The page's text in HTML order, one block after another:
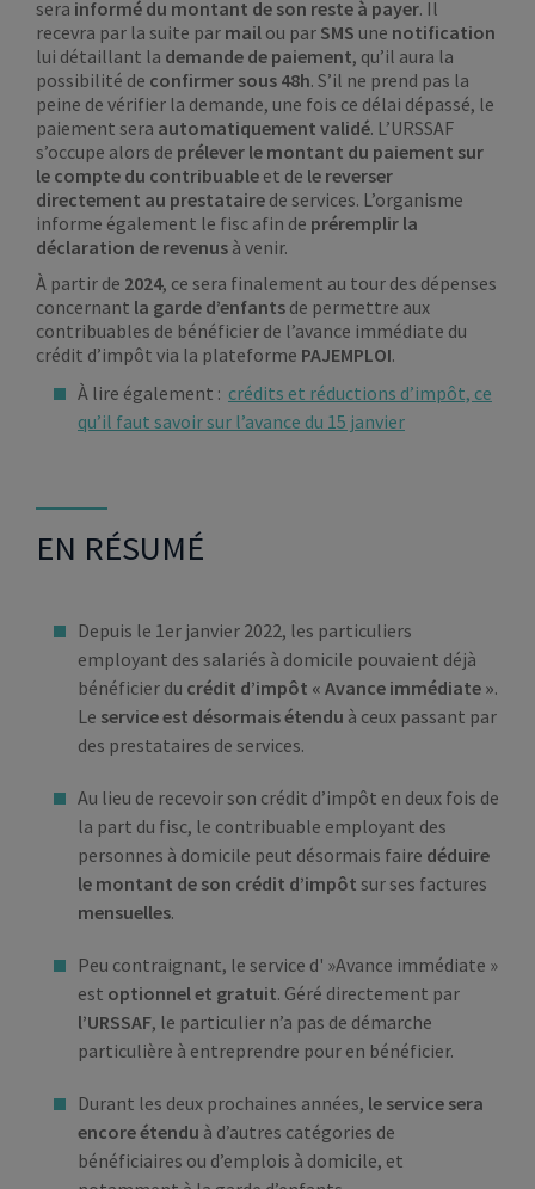
sera informé du montant de son reste à payer. Il
recevra par la suite par mail ou par SMS une notification
lui détaillant la demande de paiement, qu’il aura la
possibilité de confirmer sous 48h. S’il ne prend pas la
peine de vérifier la demande, une fois ce délai dépassé, le
paiement sera automatiquement validé. L’URSSAF
s’occupe alors de prélever le montant du paiement sur
le compte du contribuable et de le reverser
directement au prestataire de services. L’organisme
informe également le fisc afin de préremplir la
déclaration de revenus à venir.
À partir de 2024, ce sera finalement au tour des dépenses
concernant la garde d’enfants de permettre aux
contribuables de bénéficier de l’avance immédiate du
crédit d’impôt via la plateforme PAJEMPLOI.
À lire également : crédits et réductions d’impôt, ce
qu’il faut savoir sur l’avance du 15 janvier
EN RÉSUMÉ
Depuis le 1er janvier 2022, les particuliers
employant des salariés à domicile pouvaient déjà
bénéficier du crédit d’impôt « Avance immédiate ».
Le service est désormais étendu à ceux passant par
des prestataires de services.
Au lieu de recevoir son crédit d’impôt en deux fois de
la part du fisc, le contribuable employant des
personnes à domicile peut désormais faire déduire
le montant de son crédit d’impôt sur ses factures
mensuelles.
Peu contraignant, le service d' »Avance immédiate »
est optionnel et gratuit. Géré directement par
l’URSSAF, le particulier n’a pas de démarche
particulière à entreprendre pour en bénéficier.
Durant les deux prochaines années, le service sera
encore étendu à d’autres catégories de
bénéficiaires ou d’emplois à domicile, et